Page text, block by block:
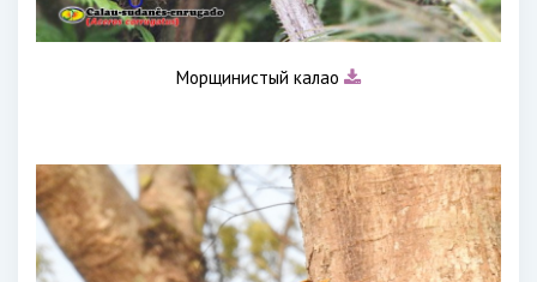
Морщинистый калао